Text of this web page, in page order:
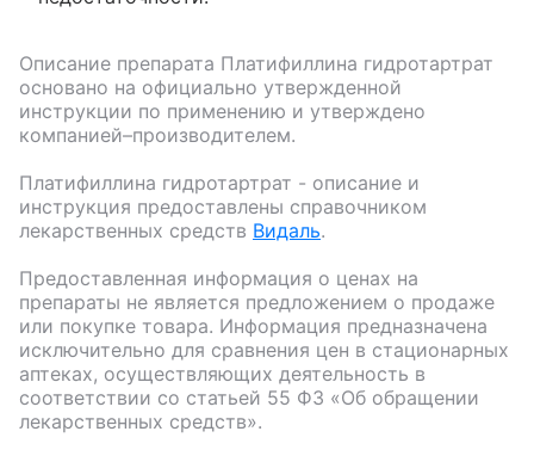
Описание препарата Платифиллина гидротартрат
основано на официально утвержденной
инструкции по применению и утверждено
компанией–производителем.
Платифиллина гидротартрат - описание и
инструкция предоставлены справочником
лекарственных средств Видаль.
Предоставленная информация о ценах на
препараты не является предложением о продаже
или покупке товара. Информация предназначена
исключительно для сравнения цен в стационарных
аптеках, осуществляющих деятельность в
соответствии со статьей 55 ФЗ «Об обращении
лекарственных средств».